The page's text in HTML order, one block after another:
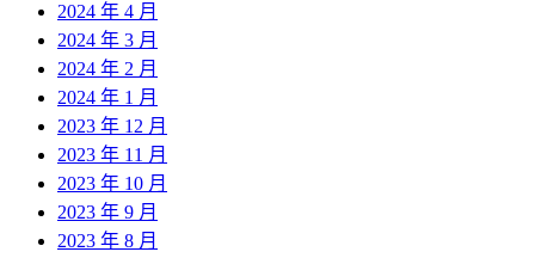
2024 年 4 月
2024 年 3 月
2024 年 2 月
2024 年 1 月
2023 年 12 月
2023 年 11 月
2023 年 10 月
2023 年 9 月
2023 年 8 月